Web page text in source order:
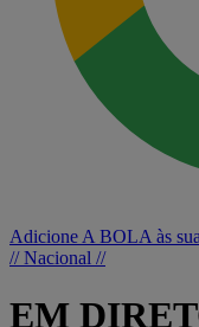
Adicione A BOLA às
// Nacional //
EM